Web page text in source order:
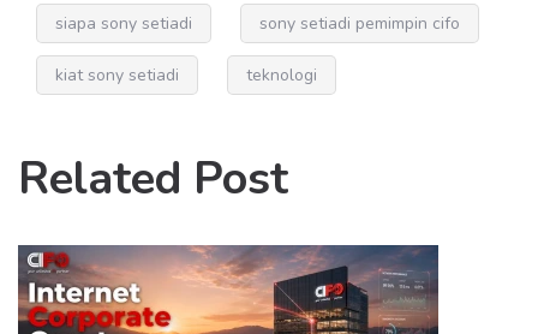
siapa sony setiadi sony setiadi pemimpin cifo
kiat sony setiadi teknologi
Related Post